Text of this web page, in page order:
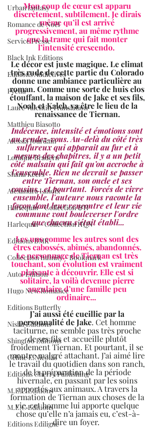
Urban fantasy
Romance de Noël
Service Presse
Black Ink Editions
Editions Addictives
Fyctia
Laure Valentin Translation
Matthieu Biasotto
Alessia Jourdain
Loraline Bradern
Shana Keers
Alexandra Lanoix
Harlequin - Collection &H
Harlequin - Collection HQN
Editions BMR
Collection Infinity - Bookmark
Auto-Edition
Hugo New Romance
Editions Butterfly
Nisha Editions
Shingfoo Editions
Céline E.Nicolas
Editions Cherry Publishing
M.E.C Editions
M.E.C Editions
Editions Ediligne
Mon coup de cœur est apparu
discrètement, subtilement. Je dirais
même qu’il est arrivé
progressivement, au même rythme
que la trame qui fait monter
l’intensité crescendo.
Le décor est juste magique. Le climat
très rude de cette partie du Colorado
donne une ambiance particulière au
roman. Comme une sorte de huis clos
étouffant, la maison de Jake et ses fils,
Noah et Kaleb, va être le lieu de la
renaissance de Tiernan.
Indécence, intensité et émotions sont
au rendez-vous. Au-delà du côté très
sulfureux qui apparait au fur et à
mesure des chapitres, il y a un petit
côté malsain qui fait qu’on accroche à
l’ensemble. Rien ne devrait se passer
entre Tiernan, son oncle et ses
cousins…et pourtant.  Forcés de vivre
ensemble, l'auteure nous raconte la
façon dont leur rencontre et leur vie
commune vont bouleverser l'ordre
que chacun s'était établi...
Les uns comme les autres sont des
êtres cabossés, abîmés, abandonnés.
Le personnage de Tiernan est très
touchant, son évolution est vraiment
plaisante à découvrir. Elle est si
solitaire, la voilà devenue pierre
angulaire d’une famille peu
ordinaire...
J’ai aussi été cueillie par la
personnalité de Jake. Cet homme
taciturne, ne semble pas très proche
de ses fils et accueille plutôt
froidement Tiernan. Et pourtant, il se
montre malgré attachant. J’ai aimé lire
le travail du quotidien dans son ranch,
de la préparation de la période
hivernale, en passant par les soins
apportés aux animaux. A travers la
formation de Tiernan aux choses de la
vie, cet homme lui apporte quelque
chose qu’elle n’a jamais eu, c’est-à-
dire un foyer.